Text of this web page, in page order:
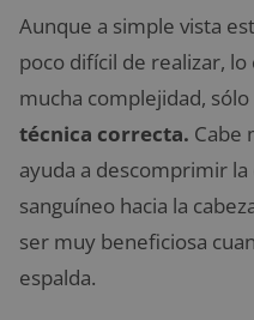
Aunque a simple vista
poco difícil de realizar,
mucha complejidad,
técnica correcta. Cabe
ayuda a descomprimir
sanguíneo hacia la
ser muy beneficiosa
espalda.